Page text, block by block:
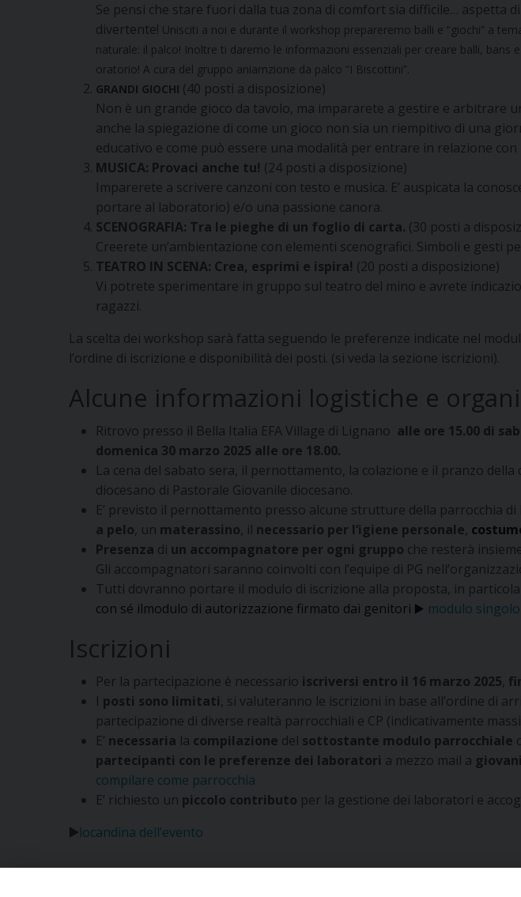
Se pensi che stare fuori dalla tua zona di comfort sia difficile… aspetta
divertente! Unisciti a noi e durante il workshop prepareremo balli e “giochi” a
naturale: il palco! Inoltre ti daremo le informazioni essenziali per creare balli, bans
oratorio! A cura del gruppo aniamzione da palco “I Biscottini”.
GRANDI GIOCHI (40 posti a disposizione)
Non è un grande gioco da tavolo, ma impararete a gestire e arbitrare
anche la spiegazione di come un gioco non sia un riempitivo di una
educativo e come può essere una modalità per entrare in relazione
MUSICA: Provaci anche tu! (24 posti a disposizione)
Imparerete a scrivere canzoni con testo e musica. E’ auspicata la
portare al laboratorio) e/o una passione canora.
SCENOGRAFIA: Tra le pieghe di un foglio di carta. (30 posti a
Creerete un’ambientazione con elementi scenografici. Simboli e gesti
TEATRO IN SCENA: Crea, esprimi e ispira! (20 posti a disposizione)
Vi potrete sperimentare in gruppo sul teatro del mino e avrete
ragazzi.
La scelta dei workshop sarà fatta seguendo le preferenze indicate nel
l’ordine di iscrizione e disponibilità dei posti. (si veda la sezione iscrizioni).
Alcune informazioni logistiche e
Ritrovo presso il Bella Italia EFA Village di Lignano alle ore 15.00 di
domenica 30 marzo 2025 alle ore 18.00.
La cena del sabato sera, il pernottamento, la colazione e il pranzo
diocesano di Pastorale Giovanile diocesano.
E’ previsto il pernottamento presso alcune strutture della parrocchia
a pelo, un materassino, il necessario per l‘igiene personale,
Presenza di un accompagnatore per ogni gruppo che resterà
Gli accompagnatori saranno coinvolti con l’equipe di PG
Tutti dovranno portare il modulo di iscrizione alla proposta, in
con sé ilmodulo di autorizzazione firmato dai genitori ▶️ modulo
Iscrizioni
Per la partecipazione è necessario iscriversi entro il 16 marzo 2025,
I posti sono limitati, si valuteranno le iscrizioni in base all’ordine di
partecipazione di diverse realtà parrocchiali e CP (indicativamente
E’ necessaria la compilazione del sottostante modulo parrocchiale
partecipanti con le preferenze dei laboratori a mezzo mail a
compilare come parrocchia
E’ richiesto un piccolo contributo per la gestione dei laboratori e
▶️locandina dell’evento